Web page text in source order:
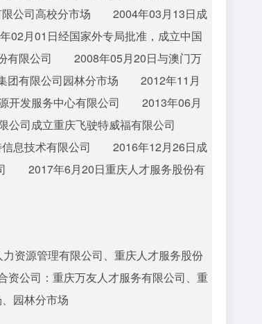
限公司高校分市场 2004年03月13日成
月01日经国家外专局批准，成立中国
有限公司 2008年05月20日与澳门万
团有限公司园林分市场 2012年11月
开发服务中心有限公司 2013年06月
公司成立重庆飞驶特威福有限公司
信息技术有限公司 2016年12月26日成
2017年6月20日重庆人才服务股份有
源管理有限公司、重庆人才服务股份
公司：重庆万友人才服务有限公司、重
园林分市场